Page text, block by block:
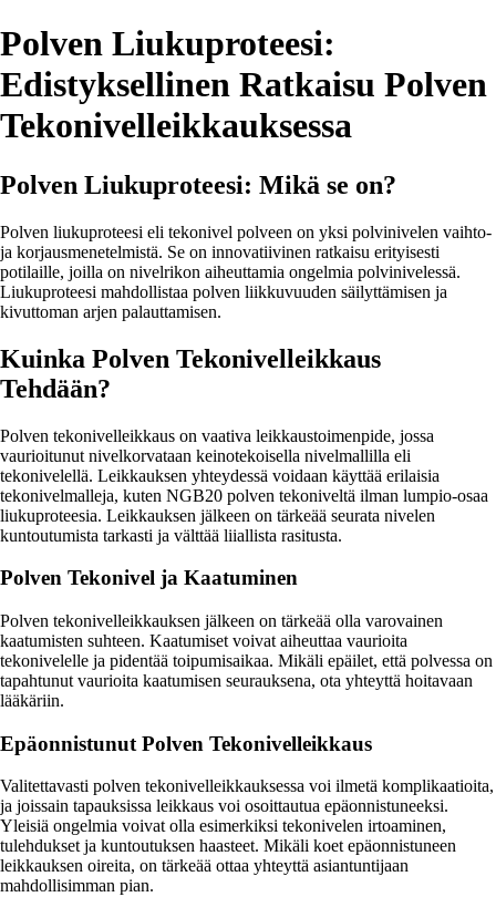
Polven Liukuproteesi:
Edistyksellinen Ratkaisu Polven
Tekonivelleikkauksessa
Polven Liukuproteesi: Mikä se on?
Polven liukuproteesi eli tekonivel polveen on yksi polvinivelen vaihto-
ja korjausmenetelmistä. Se on innovatiivinen ratkaisu erityisesti
potilaille, joilla on nivelrikon aiheuttamia ongelmia polvinivelessä.
Liukuproteesi mahdollistaa polven liikkuvuuden säilyttämisen ja
kivuttoman arjen palauttamisen.
Kuinka Polven Tekonivelleikkaus
Tehdään?
Polven tekonivelleikkaus on vaativa leikkaustoimenpide, jossa
vaurioitunut nivelkorvataan keinotekoisella nivelmallilla eli
tekonivelellä. Leikkauksen yhteydessä voidaan käyttää erilaisia
tekonivelmalleja, kuten NGB20 polven tekoniveltä ilman lumpio-osaa
liukuproteesia. Leikkauksen jälkeen on tärkeää seurata nivelen
kuntoutumista tarkasti ja välttää liiallista rasitusta.
Polven Tekonivel ja Kaatuminen
Polven tekonivelleikkauksen jälkeen on tärkeää olla varovainen
kaatumisten suhteen. Kaatumiset voivat aiheuttaa vaurioita
tekonivelelle ja pidentää toipumisaikaa. Mikäli epäilet, että polvessa on
tapahtunut vaurioita kaatumisen seurauksena, ota yhteyttä hoitavaan
lääkäriin.
Epäonnistunut Polven Tekonivelleikkaus
Valitettavasti polven tekonivelleikkauksessa voi ilmetä komplikaatioita,
ja joissain tapauksissa leikkaus voi osoittautua epäonnistuneeksi.
Yleisiä ongelmia voivat olla esimerkiksi tekonivelen irtoaminen,
tulehdukset ja kuntoutuksen haasteet. Mikäli koet epäonnistuneen
leikkauksen oireita, on tärkeää ottaa yhteyttä asiantuntijaan
mahdollisimman pian.